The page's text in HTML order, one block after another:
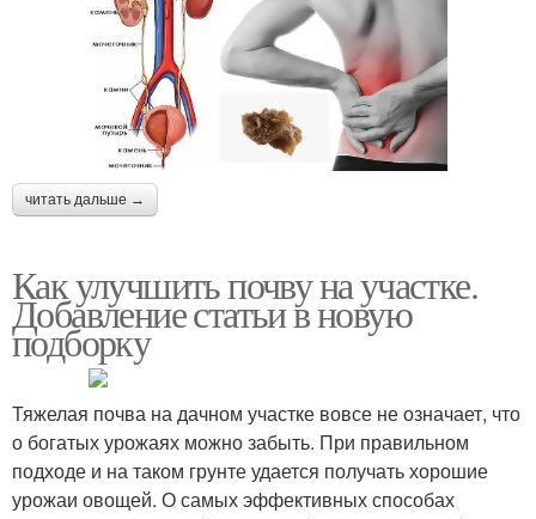
читать дальше →
Как улучшить почву на участке.
Добавление статьи в новую
подборку
Тяжелая почва на дачном участке вовсе не означает, что
о богатых урожаях можно забыть. При правильном
подходе и на таком грунте удается получать хорошие
урожаи овощей. О самых эффективных способах